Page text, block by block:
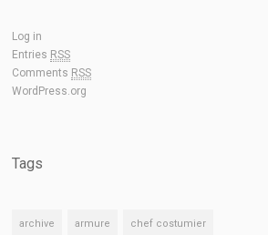
Log in
Entries RSS
Comments RSS
WordPress.org
Tags
archive armure chef costumier